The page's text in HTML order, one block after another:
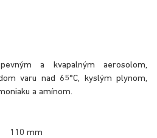
a kvapalným aerosolom,
varu nad 65°C, kyslým plynom,
a amínom.
110 mm